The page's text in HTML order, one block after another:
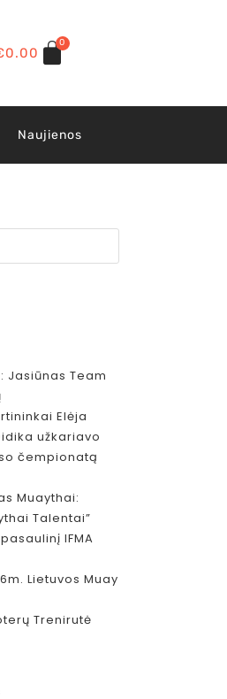
0.00
0
Naujienos
Jasiūnas Team
Elėja
užkariavo
čempionatą
Muaythai:
Talentai”
IFMA
Lietuvos Muay
Trenirutė